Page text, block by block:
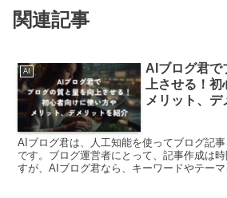
関連記事
AI
AIブログ君で
上させる！
メリット、
AIブログ君は、人工知能を使ってブログ記
です。ブログ運営者にとって、記事作成は
すが、AIブログ君なら、キーワードやテー